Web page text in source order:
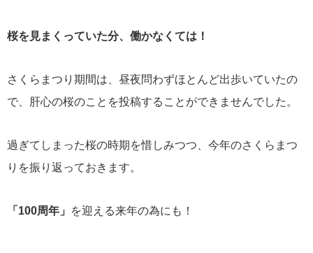
桜を見まくっていた分、働かなくては！
さくらまつり期間は、昼夜問わずほとんど出歩いていたの
で、肝心の桜のことを投稿することができませんでした。
過ぎてしまった桜の時期を惜しみつつ、今年のさくらまつ
りを振り返っておきます。
「100周年」 を迎える来年の為にも！